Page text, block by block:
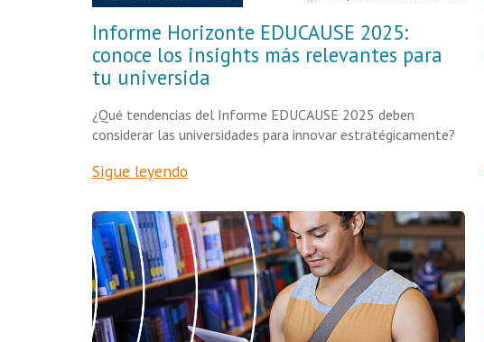
Informe Horizonte EDUCAUSE 2025:
conoce los insights más relevantes para
tu universida
¿Qué tendencias del Informe EDUCAUSE 2025 deben
considerar las universidades para innovar estratégicamente?
Sigue leyendo